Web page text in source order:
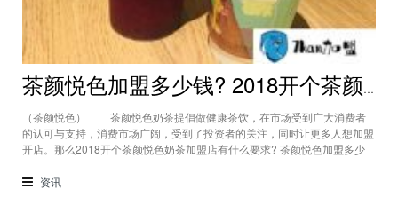
茶颜悦色加盟多少钱? 2018开个茶颜悦色奶茶加盟店有什么要求?
（茶颜悦色） 茶颜悦色奶茶提倡做健康茶饮，在市场受到广大消费者
的认可与支持，消费市场广阔，受到了投资者的关注，同时让更多人想加盟
开店。那么2018开个茶颜悦色奶茶加盟店有什么要求? 茶颜悦色加盟多少
色） 茶颜悦色奶茶一经在市场上推出就受到了大众的欢迎与喜爱，做
资讯